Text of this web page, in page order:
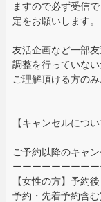
ますので必ず受信
定をお願いします。
友活企画など一部
調整を行っていな
ご理解頂ける方の
【キャンセルについ
ご予約以降のキャ
ーーーーーーーー
【女性の方】予約
予約・先着予約含む